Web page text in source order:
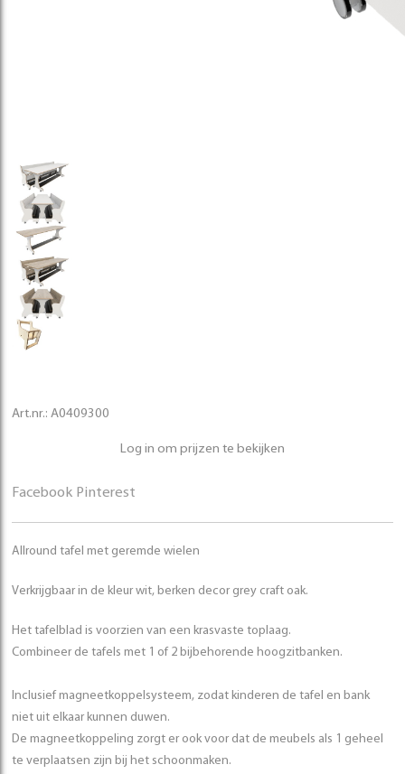
Art.nr.: A0409300
Log in om prijzen te bekijken
Facebook Pinterest
Allround tafel met geremde wielen
Verkrijgbaar in de kleur wit, berken decor grey craft oak.
Het tafelblad is voorzien van een krasvaste toplaag.
Combineer de tafels met 1 of 2 bijbehorende hoogzitbanken.
Inclusief magneetkoppelsysteem, zodat kinderen de tafel en bank
niet uit elkaar kunnen duwen.
De magneetkoppeling zorgt er ook voor dat de meubels als 1 geheel
te verplaatsen zijn bij het schoonmaken.